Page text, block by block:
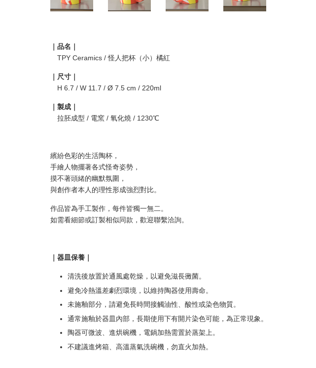
｜品名｜
TPY Ceramics / 怪人把杯（小）橘紅
｜尺寸｜
H 6.7 / W 11.7 / Ø 7.5 cm / 220ml
｜製成｜
拉胚成型 / 電窯 / 氧化燒 / 1230℃
繽紛色彩的生活陶杯，
手繪人物擺著各式怪奇姿勢，
摸不著頭緒的幽默氛圍，
與創作者本人的理性形成強烈對比。
作品皆為手工製作，每件皆獨一無二。
如需看細節或訂製相似同款，歡迎聯繫洽詢。
｜器皿保養｜
清洗後放置於通風處乾燥，以避免滋長黴菌。
避免冷熱溫差劇烈環境，以維持陶器使用壽命。
未施釉部分，請避免長時間接觸油性、酸性或染色物質。
通常施釉於器皿內部，長期使用下有開片染色可能，為正常現象。
陶器可微波、進烘碗機，電鍋加熱需置於蒸架上。
不建議進烤箱、高溫蒸氣洗碗機，勿直火加熱。